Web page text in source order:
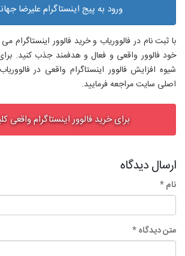
ورود به پیج اینستاگرام علیرضا
با ثبت نام در فالووریاب و خرید فالوور اینستاگرام می
خود فالوور واقعی و فعال و هدفمند جذب کنید. برای
شیوه افزایش فالوور اینستاگرام واقعی در
اصلی سایت مراجعه فرمایید.
برای خرید فالوور اینستاگرام واقعی
ارسال دیدگاه
نام *
متن دیدگاه *